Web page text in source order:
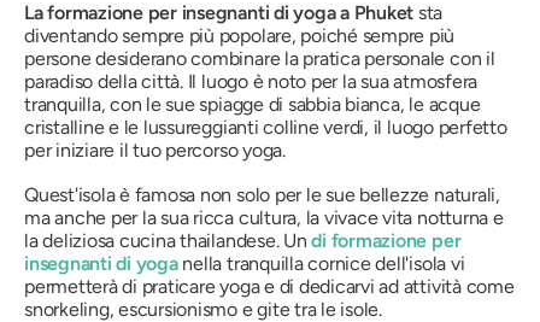
La formazione per insegnanti di yoga a Phuket sta
diventando sempre più popolare, poiché sempre più
persone desiderano combinare la pratica personale con il
paradiso della città. Il luogo è noto per la sua atmosfera
tranquilla, con le sue spiagge di sabbia bianca, le acque
cristalline e le lussureggianti colline verdi, il luogo perfetto
per iniziare il tuo percorso yoga.
Quest'isola è famosa non solo per le sue bellezze naturali,
ma anche per la sua ricca cultura, la vivace vita notturna e
la deliziosa cucina thailandese. Undi formazione per
insegnanti di yoganella tranquilla cornice dell'isola vi
permetterà di praticare yoga e di dedicarvi ad attività come
snorkeling, escursionismo e gite tra le isole.